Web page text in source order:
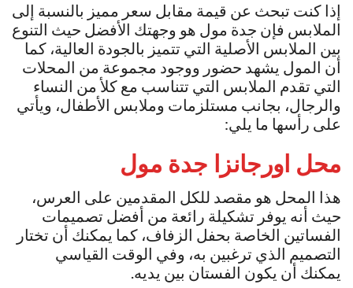
إذا كنت تبحث عن قيمة مقابل سعر مميز بالنسبة إلى
الملابس فإن جدة مول هو وجهتك الأفضل حيث التنوع
بين الملابس الأصلية التي تتميز بالجودة العالية، كما
أن المول يشهد حضور ووجود مجموعة من المحلات
التي تقدم الملابس التي تتناسب مع كلأ من النساء
والرجال، بجانب مستلزمات وملابس الأطفال، ويأتي
على رأسها ما يلي:
محل اورجانزا جدة مول
هذا المحل هو مقصد للكل المقدمين على العرس،
حيث أنه يوفر تشكيلة رائعة من أفضل تصميمات
الفساتين الخاصة بحفل الزفاف، كما يمكنك أن تختار
التصميم الذي ترغبين به، وفي الوقت القياسي
يمكنك أن يكون الفستان بين يديه.